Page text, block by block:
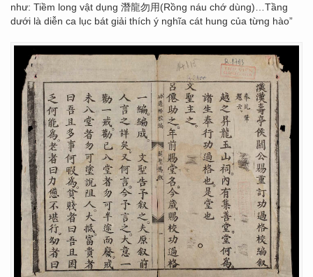
như: Tiềm long vật dụng 潛龍勿用(Rồng náu chớ dùng)…Tầng
dưới là diễn ca lục bát giải thích ý nghĩa cát hung của từng hào”